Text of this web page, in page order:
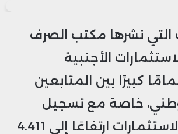
التي نشرها مكتب الصرف
الأجنبية
كبيرًا بين المتابعين
خاصة مع تسجيل
صافي هذه الاستثمارات ارتفاعًا إلى 4.411